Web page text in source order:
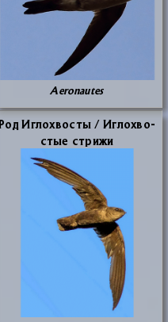
Aeronautes
Род Иг­ло­хво­сты / Иг­ло­хво­
стые стри­жи